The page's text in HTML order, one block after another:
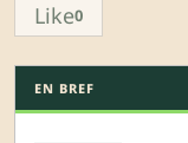
Like0
EN BREF